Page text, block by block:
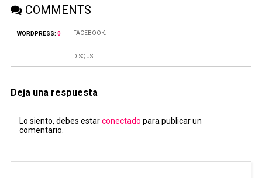
COMMENTS
WORDPRESS: 0 FACEBOOK:
DISQUS:
Deja una respuesta
Lo siento, debes estarconectado para publicar un
comentario.